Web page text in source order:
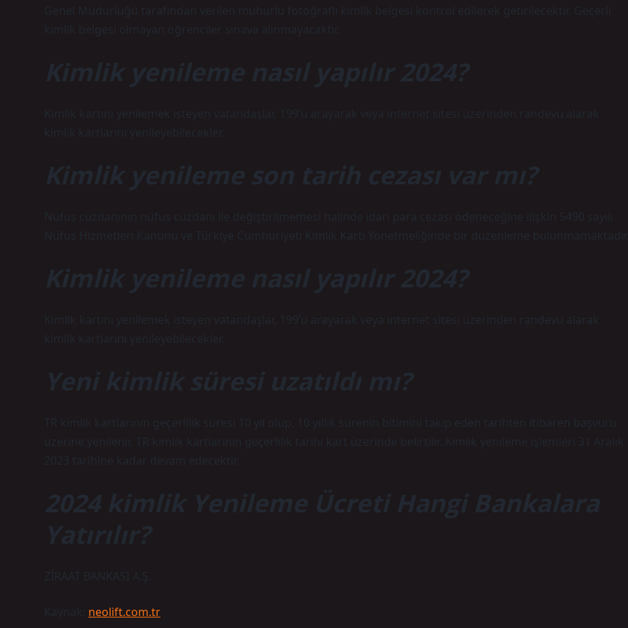
Genel Müdürlüğü tarafından verilen mühürlü fotoğraflı kimlik belgesi kontrol edilerek getirilecektir. Geçerli
kimlik belgesi olmayan öğrenciler sınava alınmayacaktır.
Kimlik yenileme nasıl yapılır 2024?
Kimlik kartını yenilemek isteyen vatandaşlar, 199’u arayarak veya internet sitesi üzerinden randevu alarak
kimlik kartlarını yenileyebilecekler.
Kimlik yenileme son tarih cezası var mı?
Nüfus cüzdanının nüfus cüzdanı ile değiştirilmemesi halinde idari para cezası ödeneceğine ilişkin 5490 sayılı
Nüfus Hizmetleri Kanunu ve Türkiye Cumhuriyeti Kimlik Kartı Yönetmeliğinde bir düzenleme
Kimlik yenileme nasıl yapılır 2024?
Kimlik kartını yenilemek isteyen vatandaşlar, 199’u arayarak veya internet sitesi üzerinden randevu alarak
kimlik kartlarını yenileyebilecekler.
Yeni kimlik süresi uzatıldı mı?
TR kimlik kartlarının geçerlilik süresi 10 yıl olup, 10 yıllık sürenin bitimini takip eden tarihten itibaren başvuru
üzerine yenilenir. TR kimlik kartlarının geçerlilik tarihi kart üzerinde belirtilir. Kimlik yenileme işlemleri 31 Aralık
2023 tarihine kadar devam edecektir.
2024 kimlik Yenileme Ücreti Hangi Bankalara
Yatırılır?
ZİRAAT BANKASI A.Ş.
Kaynak: neolift.com.tr